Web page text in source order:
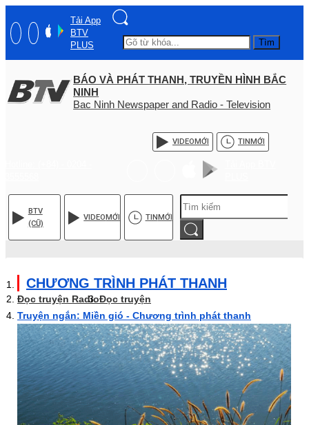
Tải App
BTV
PLUS
Tìm
BÁO VÀ PHÁT THANH, TRUYỀN HÌNH BẮC
NINH
Bac Ninh Newspaper and Radio - Television
VIDEOMỚI TINMỚI
BTV
(CŨ)
VIDEOMỚI TINMỚI
CHƯƠNG TRÌNH PHÁT THANH
Đọc truyện RadioĐọc truyện
Truyện ngắn: Miền gió - Chương trình phát thanh